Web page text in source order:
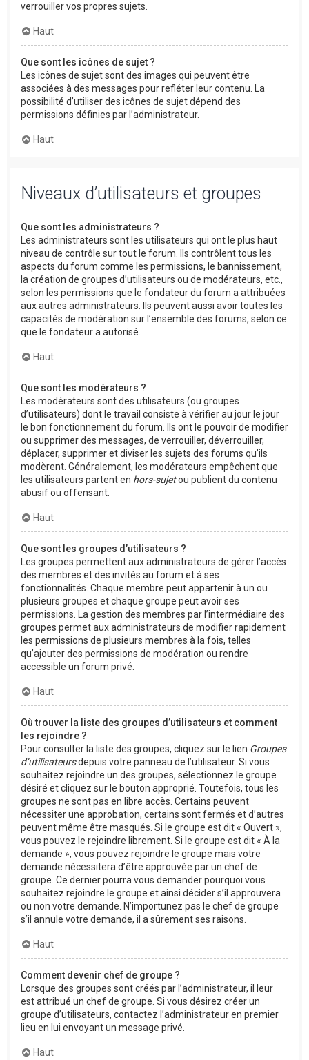
verrouiller vos propres sujets.
Haut
Que sont les icônes de sujet ?
Les icônes de sujet sont des images qui peuvent être
associées à des messages pour refléter leur contenu. La
possibilité d’utiliser des icônes de sujet dépend des
permissions définies par l’administrateur.
Haut
Niveaux d’utilisateurs et groupes
Que sont les administrateurs ?
Les administrateurs sont les utilisateurs qui ont le plus haut
niveau de contrôle sur tout le forum. Ils contrôlent tous les
aspects du forum comme les permissions, le bannissement,
la création de groupes d’utilisateurs ou de modérateurs, etc.,
selon les permissions que le fondateur du forum a attribuées
aux autres administrateurs. Ils peuvent aussi avoir toutes les
capacités de modération sur l’ensemble des forums, selon ce
que le fondateur a autorisé.
Haut
Que sont les modérateurs ?
Les modérateurs sont des utilisateurs (ou groupes
d’utilisateurs) dont le travail consiste à vérifier au jour le jour
le bon fonctionnement du forum. Ils ont le pouvoir de modifier
ou supprimer des messages, de verrouiller, déverrouiller,
déplacer, supprimer et diviser les sujets des forums qu’ils
modèrent. Généralement, les modérateurs empêchent que
les utilisateurs partent en hors-sujetou publient du contenu
abusif ou offensant.
Haut
Que sont les groupes d’utilisateurs ?
Les groupes permettent aux administrateurs de gérer l’accès
des membres et des invités au forum et à ses
fonctionnalités. Chaque membre peut appartenir à un ou
plusieurs groupes et chaque groupe peut avoir ses
permissions. La gestion des membres par l’intermédiaire des
groupes permet aux administrateurs de modifier rapidement
les permissions de plusieurs membres à la fois, telles
qu’ajouter des permissions de modération ou rendre
accessible un forum privé.
Haut
Où trouver la liste des groupes d’utilisateurs et comment
les rejoindre ?
Pour consulter la liste des groupes, cliquez sur le lien Groupes
d’utilisateursdepuis votre panneau de l’utilisateur. Si vous
souhaitez rejoindre un des groupes, sélectionnez le groupe
désiré et cliquez sur le bouton approprié. Toutefois, tous les
groupes ne sont pas en libre accès. Certains peuvent
nécessiter une approbation, certains sont fermés et d’autres
peuvent même être masqués. Si le groupe est dit « Ouvert »,
vous pouvez le rejoindre librement. Si le groupe est dit « À la
demande », vous pouvez rejoindre le groupe mais votre
demande nécessitera d’être approuvée par un chef de
groupe. Ce dernier pourra vous demander pourquoi vous
souhaitez rejoindre le groupe et ainsi décider s’il approuvera
ou non votre demande. N’importunez pas le chef de groupe
s’il annule votre demande, il a sûrement ses raisons.
Haut
Comment devenir chef de groupe ?
Lorsque des groupes sont créés par l’administrateur, il leur
est attribué un chef de groupe. Si vous désirez créer un
groupe d’utilisateurs, contactez l’administrateur en premier
lieu en lui envoyant un message privé.
Haut